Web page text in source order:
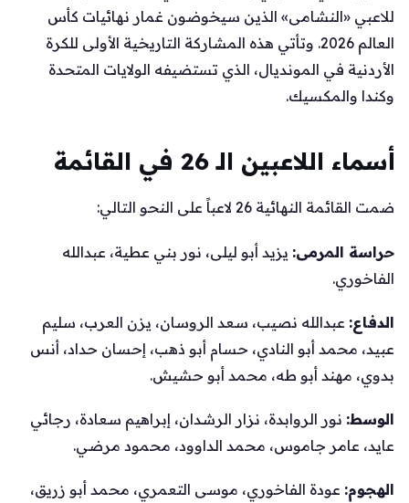
للاعبي «النشامى» الذين سيخوضون غمار نهائيات كأس
العالم 2026. وتأتي هذه المشاركة التاريخية الأولى للكرة
الأردنية في المونديال، الذي تستضيفه الولايات المتحدة
وكندا والمكسيك.
أسماء اللاعبين الـ 26 في القائمة
ضمت القائمة النهائية 26 لاعباً على النحو التالي:
حراسة المرمى: يزيد أبو ليلى، نور بني عطية، عبدالله
الفاخوري.
الدفاع: عبدالله نصيب، سعد الروسان، يزن العرب، سليم
عبيد، محمد أبو النادي، حسام أبو ذهب، إحسان حداد، أنس
بدوي، مهند أبو طه، محمد أبو حشيش.
الوسط: نور الروابدة، نزار الرشدان، إبراهيم سعادة، رجائي
عايد، عامر جاموس، محمد الداوود، محمود مرضي.
الهجوم: عودة الفاخوري، موسى التعمري، محمد أبو زريق،